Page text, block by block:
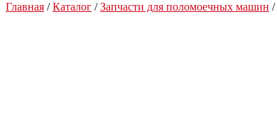
Главная /Каталог /Запчасти для поломоечных машин /